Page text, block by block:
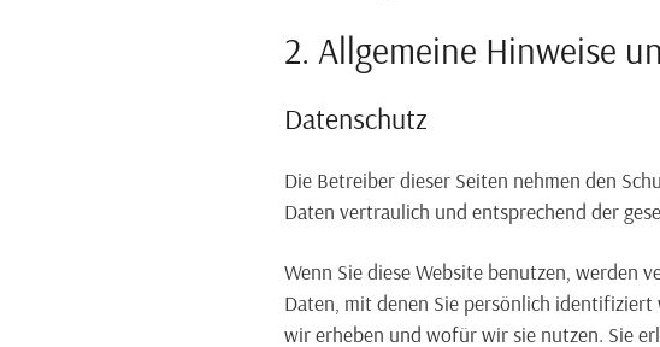
2. Allgemeine Hinweise
Datenschutz
Die Betreiber dieser Seiten nehmen den
Daten vertraulich und entsprechend der
Wenn Sie diese Website benutzen, werden
Daten, mit denen Sie persönlich
wir erheben und wofür wir sie nutzen. Sie